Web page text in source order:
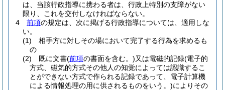
は、当該行政指導に携わる者は、行政上特別の支障がない
限り、これを交付しなければならない。
4
前項の規定は、次に掲げる行政指導については、適用しな
い。
(1)
相手方に対しその場において完了する行為を求めるも
の
(2)
既に文書(前項の書面を含む。)又は電磁的記録(電子的
方式、磁気的方式その他人の知覚によっては認識するこ
とができない方式で作られる記録であって、電子計算機
による情報処理の用に供されるものをいう。)によりその